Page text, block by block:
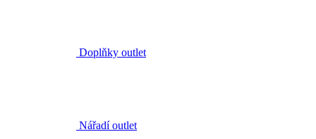
Doplňky outlet
Nářadí outlet